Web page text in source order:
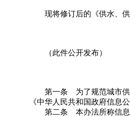
现将修订后的《供水、供
（此件公开发布）
第一条 为了规范城市供水
《中华人民共和国政府信息
第二条 本办法所称信息，